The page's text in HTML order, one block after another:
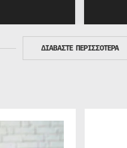
ΔΙΑΒΑΣΤΕ ΠΕΡΙΣΣΟΤΕΡΑ